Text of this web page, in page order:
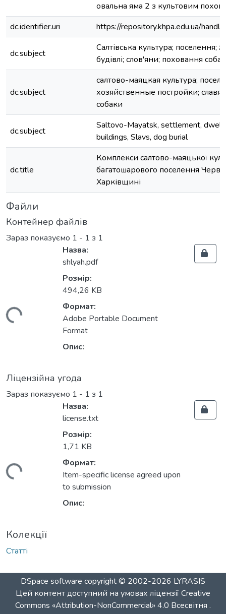
овальна яма 2 з культовим
dc.identifier.uri
https://repository.khpa.edu.ua/
dc.subject
Салтівська культура; поселення;
будівлі; слов'яни; поховання
dc.subject
салтово-маяцкая культура;
хозяйственные постройки;
собаки
dc.subject
Saltovo-Mayatsk, settlement,
buildings, Slavs, dog burial
dc.title
Комплекси салтово-маяцької
багатошарового поселення
Харківщині
Файли
Контейнер файлів
Зараз показуємо 1 - 1 з 1
Назва:
shlyah.pdf
Розмір:
494,26 KB
Формат:
Adobe Portable Document
Format
Опис:
Ліцензійна угода
Зараз показуємо 1 - 1 з 1
Назва:
license.txt
Розмір:
1,71 KB
Формат:
Item-specific license agreed upon
to submission
Опис:
Колекції
Статті
DSpace software copyright © 2002-2026 LYRASIS
Цей контент доступний на умовах ліцензіїCreative
Commons «Attribution-NonCommercial» 4.0 Всесвітня .